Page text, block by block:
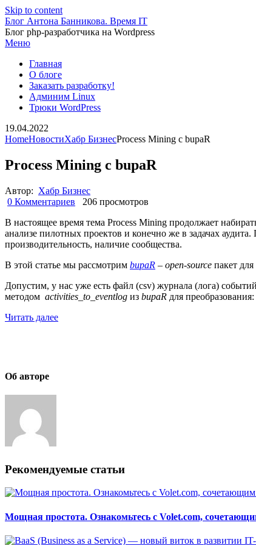
Skip to content
Блог Антона Банникова. Время IT
Блог php-разработчика на Wordpress
Меню
Главная
О блоге
Заказать разработку!
Админим Linux
Трюки WordPress
19.04.2022
HomeНовостиХабр БизнесProcess Mining c bupaR
Process Mining c bupaR
Автор: Хабр Бизнес
0 Комментариев
206 просмотров
В настоящее время тема Process Mining продолжает
анализе пилотных проектов и конечно же в задачах
производительность, наличие сообщества.
В этой статье мы рассмотрим bupaR – open-source пакет
Допустим, у нас уже есть файл (csv) журнала (лога)
методом activities_to_eventlog из bupaR для преобразования:
Читать далее
Об авторе
Рекомендуемые статьи
Мощная простота. Ознакомьтесь с Volet.com,